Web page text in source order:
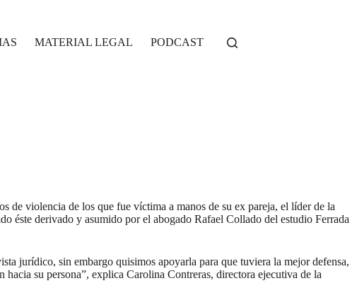
MATERIAL LEGAL PODCAST
de violencia de los que fue víctima a manos de su ex pareja, el líder de la
éste derivado y asumido por el abogado Rafael Collado del estudio Ferrada
jurídico, sin embargo quisimos apoyarla para que tuviera la mejor defensa,
su persona”, explica Carolina Contreras, directora ejecutiva de la